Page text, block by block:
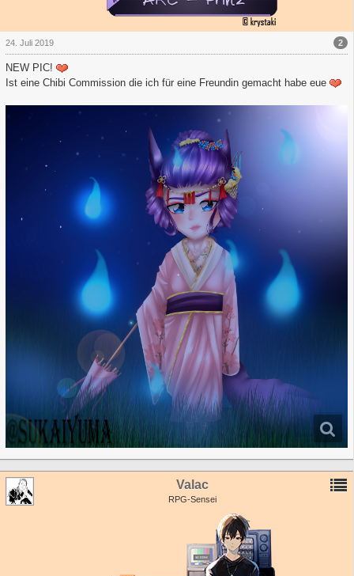
2
24. Juli 2019
NEW PIC!
Ist eine Chibi Commission die ich für eine Freundin gemacht habe eue
Valac
RPG-Sensei